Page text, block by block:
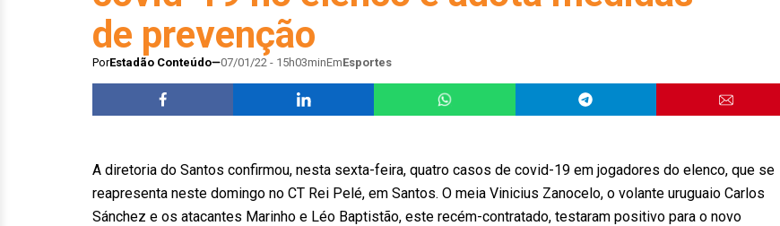
de prevenção
PorEstadão Conteúdo 07/01/22 - 15h03minEmEsportes
A diretoria do Santos confirmou, nesta sexta-feira, quatro casos de covid-19 em jogadores do elenco, que se
reapresenta neste domingo no CT Rei Pelé, em Santos. O meia Vinicius Zanocelo, o volante uruguaio Carlos
Sánchez e os atacantes Marinho e Léo Baptistão, este recém-contratado, testaram positivo para o novo